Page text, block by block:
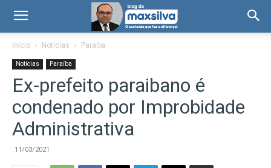
Início Notícias Paraíba
Notícias Paraíba
Ex-prefeito paraibano é
condenado por Improbidade
Administrativa
11/03/2021